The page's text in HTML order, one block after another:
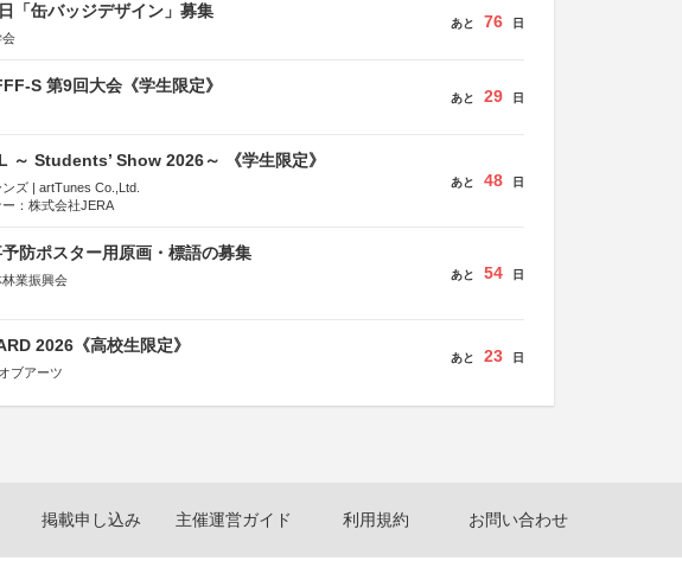
「缶バッジデザイン」募集
会
あと 76 日
S 第9回大会《学生限定》
あと 29 日
～ Students’ Show 2026～ 《学生限定》
ズ | artTunes Co.,Ltd.
：株式会社JERA
あと 48 日
防ポスター用原画・標語の募集
業振興会
あと 54 日
2026《高校生限定》
ブアーツ
あと 23 日
掲載申し込み 主催運営ガイド 利用規約 お問い合わせ